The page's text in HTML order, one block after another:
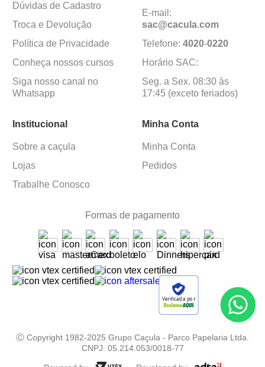
Dúvidas de Cadastro
Troca e Devolução
Política de Privacidade
Conheça nossos cursos
Siga nosso canal no
Whatsapp
E-mail:
sac@cacula.com
Telefone: 4020-0220
Horário SAC:
Seg. a Sex. 08:30 às
17:45 (exceto feriados)
Institucional
Sobre a caçula
Lojas
Trabalhe Conosco
Minha Conta
Minha Conta
Pedidos
Formas de pagamento
Verificada por
Ⓒ Copyright 1982-2025 Grupo Caçula - Parco Papelaria Ltda.
CNPJ: 05.214.053/0018-77